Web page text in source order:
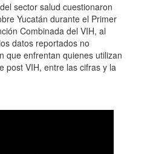
sector salud cuestionaron
Yucatán durante el Primer
Combinada del VIH, al
datos reportados no
que enfrentan quienes utilizan
post VIH, entre las cifras y la